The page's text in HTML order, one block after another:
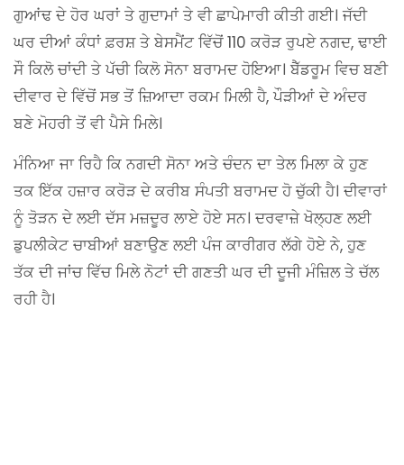
ਗੁਆਂਢ ਦੇ ਹੋਰ ਘਰਾਂ ਤੇ ਗੁਦਾਮਾਂ ਤੇ ਵੀ ਛਾਪੇਮਾਰੀ ਕੀਤੀ ਗਈ। ਜੱਦੀ
ਘਰ ਦੀਆਂ ਕੰਧਾਂ ਫ਼ਰਸ਼ ਤੇ ਬੇਸਮੈਂਟ ਵਿੱਚੋਂ 110 ਕਰੋੜ ਰੁਪਏ ਨਗਦ, ਢਾਈ
ਸੌ ਕਿਲੋ ਚਾਂਦੀ ਤੇ ਪੱਚੀ ਕਿਲੋ ਸੋਨਾ ਬਰਾਮਦ ਹੋਇਆ। ਬੈੱਡਰੂਮ ਵਿਚ ਬਣੀ
ਦੀਵਾਰ ਦੇ ਵਿੱਚੋਂ ਸਭ ਤੋਂ ਜ਼ਿਆਦਾ ਰਕਮ ਮਿਲੀ ਹੈ, ਪੌੜੀਆਂ ਦੇ ਅੰਦਰ
ਬਣੇ ਮੋਹਰੀ ਤੋਂ ਵੀ ਪੈਸੇ ਮਿਲੇ।
ਮੰਨਿਆ ਜਾ ਰਿਹੈ ਕਿ ਨਗਦੀ ਸੋਨਾ ਅਤੇ ਚੰਦਨ ਦਾ ਤੇਲ ਮਿਲਾ ਕੇ ਹੁਣ
ਤਕ ਇੱਕ ਹਜ਼ਾਰ ਕਰੋੜ ਦੇ ਕਰੀਬ ਸੰਪਤੀ ਬਰਾਮਦ ਹੋ ਚੁੱਕੀ ਹੈ। ਦੀਵਾਰਾਂ
ਨੂੰ ਤੋੜਨ ਦੇ ਲਈ ਦੱਸ ਮਜ਼ਦੂਰ ਲਾਏ ਹੋਏ ਸਨ। ਦਰਵਾਜ਼ੇ ਖੋਲ੍ਹਣ ਲਈ
ਡੁਪਲੀਕੇਟ ਚਾਬੀਆਂ ਬਣਾਉਣ ਲਈ ਪੰਜ ਕਾਰੀਗਰ ਲੱਗੇ ਹੋਏ ਨੇ, ਹੁਣ
ਤੱਕ ਦੀ ਜਾਂਚ ਵਿੱਚ ਮਿਲੇ ਨੋਟਾਂ ਦੀ ਗਣਤੀ ਘਰ ਦੀ ਦੂਜੀ ਮੰਜ਼ਿਲ ਤੇ ਚੱਲ
ਰਹੀ ਹੈ।